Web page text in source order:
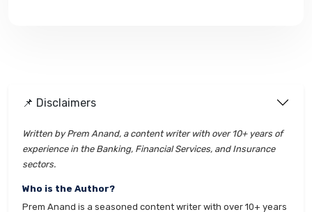
📌 Disclaimers
Written by Prem Anand, a content writer with over 10+ years of
experience in the Banking, Financial Services, and Insurance
sectors.
Who is the Author?
Prem Anand is a seasoned content writer with over 10+ years